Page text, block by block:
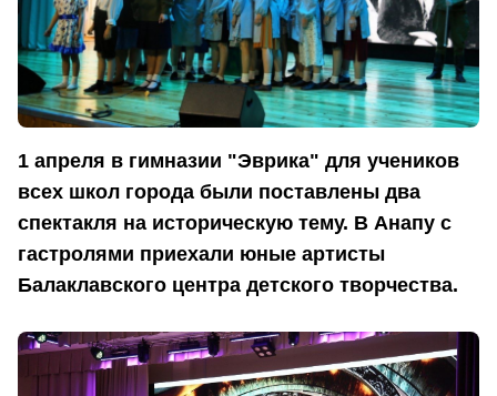
1 апреля в гимназии "Эврика" для учеников
всех школ города были поставлены два
спектакля на историческую тему. В Анапу с
гастролями приехали юные артисты
Балаклавского центра детского творчества.